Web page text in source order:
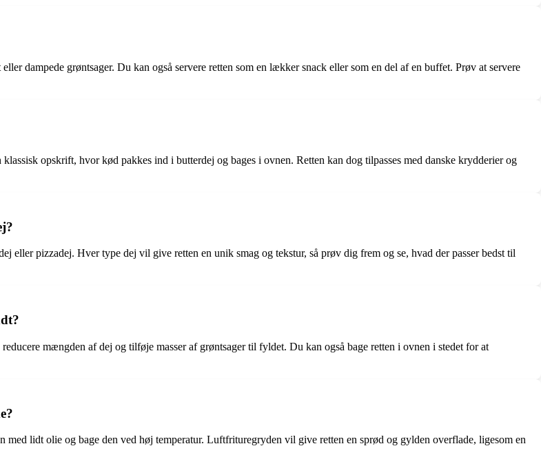
dampede grøntsager. Du kan også servere retten som en lækker snack eller som en del af en buffet. Prøv at servere
opskrift, hvor kød pakkes ind i butterdej og bages i ovnen. Retten kan dog tilpasses med danske krydderier og
eller pizzadej. Hver type dej vil give retten en unik smag og tekstur, så prøv dig frem og se, hvad der passer bedst til
mængden af dej og tilføje masser af grøntsager til fyldet. Du kan også bage retten i ovnen i stedet for at
lidt olie og bage den ved høj temperatur. Luftfrituregryden vil give retten en sprød og gylden overflade, ligesom en